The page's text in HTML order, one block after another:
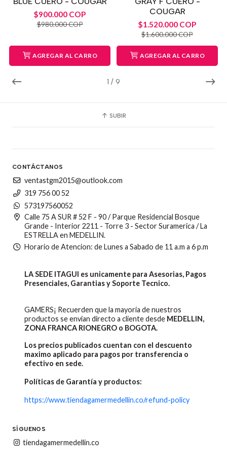
1 / 9
$900.000 COP
$980.000 COP
AGREGAR AL CARRO
COUGAR
$1.520.000 COP
$1.600.000 COP
AGREGAR AL CARRO
SUBIR
CONTÁCTANOS
ventastgm2015@outlook.com
319 756 00 52
573197560052
Calle 75 A SUR # 52 F - 90 / Parque Residencial Bosque
Grande - Interior 2211 - Torre 3 - Sector Suramerica / La
ESTRELLA en MEDELLIN.
Horario de Atencion: de Lunes a Sabado de 11 a.m a 6 p.m
LA SEDE ITAGUI es unicamente para Asesorias, Pagos
Presenciales, Garantias y Soporte Tecnico.
GAMERS¡ Recuerden que la mayoria de nuestros
productos se envian directo a cliente desde MEDELLIN,
ZONA FRANCA RIONEGRO o BOGOTA.
Los precios publicados cuentan con el descuento
maximo aplicado para pagos por transferencia o
efectivo en sede.
Políticas de Garantía y productos:
https://www.tiendagamermedellin.co/refund-policy
SÍGUENOS
tiendagamermedellin.co